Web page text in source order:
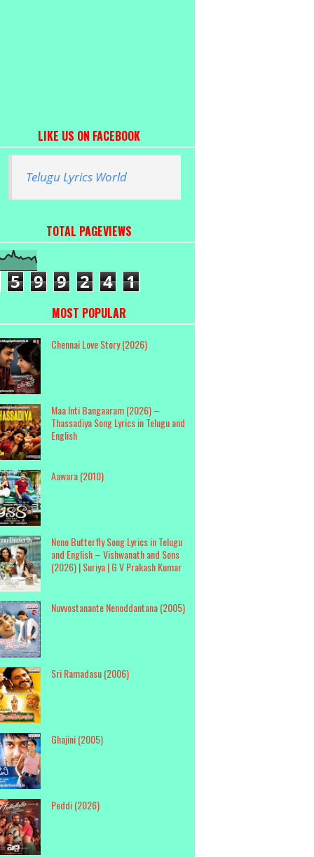
LIKE US ON FACEBOOK
Telugu Lyrics World
TOTAL PAGEVIEWS
5 9 9 2 4 1
MOST POPULAR
Chennai Love Story (2026)
Maa Inti Bangaaram (2026) –
Thassadiya Song Lyrics in Telugu and
English
Aawara (2010)
Neno Butterfly Song Lyrics in Telugu
and English – Vishwanath and Sons
(2026) | Suriya | G V Prakash Kumar
Nuvvostanante Nenoddantana (2005)
Sri Ramadasu (2006)
Ghajini (2005)
Peddi (2026)